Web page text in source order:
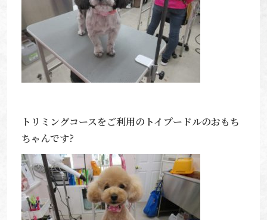
トリミングコースをご利用のトイプードルのおもち
ちゃんです?